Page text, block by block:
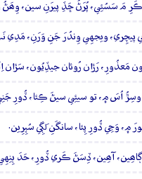
مَ سَسُئِي، پُرَڻُ ڇَڏِ پيرَنِ سين، وِھَڻُ
پيچِري، ويجهِي وِندُرَ جَنِ وَرَنِ،
مَعذُورِ، رَڙان رُوئان جيڏِيُون،
اُسَ ۾، تو سيئِي سيڻَ ڪِئا، ڏُورِ
۾، وَڃِي ڏُورِ پِئا، سانگَنِ لَڳِي سُپِرِين.
آھِين، ڏِسَڻَ ڪَري ڏُورِ، حَدَ